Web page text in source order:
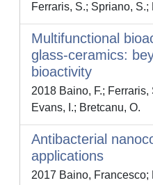
Ferraris, S.; Spriano, S.;
Multifunctional
glass-ceramics:
bioactivity
2018 Baino, F.; Ferraris,
Evans, I.; Bretcanu, O.
Antibacterial
applications
2017 Baino, Francesco;